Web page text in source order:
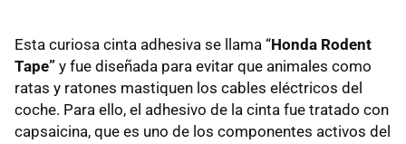
Esta curiosa cinta adhesiva se llama “Honda Rodent
Tape” y fue diseñada para evitar que animales como
ratas y ratones mastiquen los cables eléctricos del
coche. Para ello, el adhesivo de la cinta fue tratado con
capsaicina, que es uno de los componentes activos del